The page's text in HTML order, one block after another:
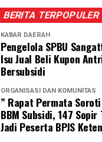
BERITA TERPOPULER
KABAR DAERAH
Pengelola SPBU
Isu Jual Beli Kupon
Bersubsidi
ORGANISASI DAN KOMUNITAS
” Rapat Permata
BBM Subsidi, 147
Jadi Peserta BPJS